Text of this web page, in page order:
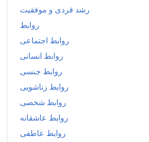
رشد فردی و موفقیت
روابط
روابط اجتماعی
روابط انسانی
روابط جنسی
روابط زناشویی
روابط شخصی
روابط عاشقانه
روابط عاطفی